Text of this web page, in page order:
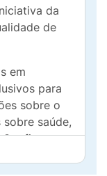
da
de
em
para
sobre o
saúde,
a